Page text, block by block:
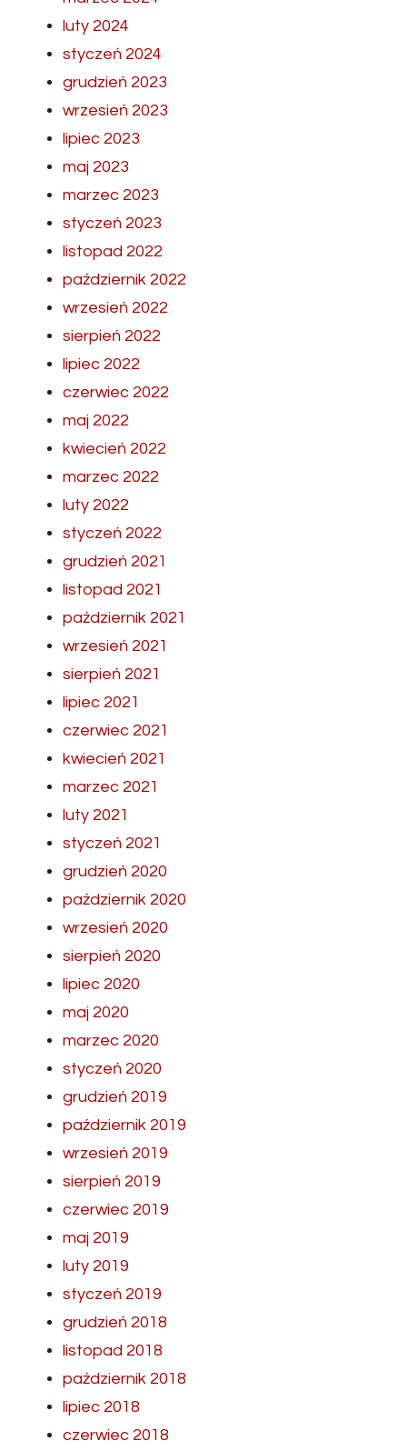
luty 2024
styczeń 2024
grudzień 2023
wrzesień 2023
lipiec 2023
maj 2023
marzec 2023
styczeń 2023
listopad 2022
październik 2022
wrzesień 2022
sierpień 2022
lipiec 2022
czerwiec 2022
maj 2022
kwiecień 2022
marzec 2022
luty 2022
styczeń 2022
grudzień 2021
listopad 2021
październik 2021
wrzesień 2021
sierpień 2021
lipiec 2021
czerwiec 2021
kwiecień 2021
marzec 2021
luty 2021
styczeń 2021
grudzień 2020
październik 2020
wrzesień 2020
sierpień 2020
lipiec 2020
maj 2020
marzec 2020
styczeń 2020
grudzień 2019
październik 2019
wrzesień 2019
sierpień 2019
czerwiec 2019
maj 2019
luty 2019
styczeń 2019
grudzień 2018
listopad 2018
październik 2018
lipiec 2018
czerwiec 2018